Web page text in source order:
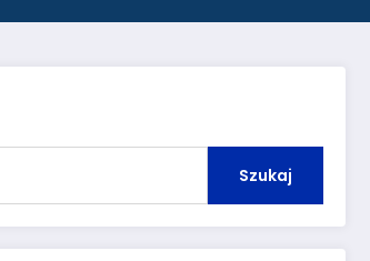
Szukaj